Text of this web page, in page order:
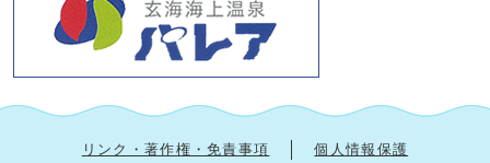
リンク・著作権・免責事項
個人情報保護